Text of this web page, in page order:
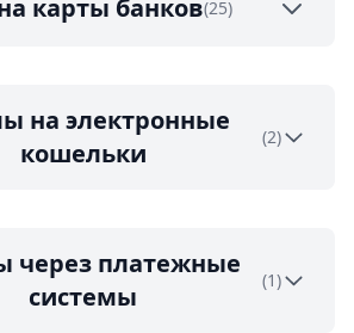
карты банков(25)
на электронные
кошельки
(2)
через платежные
системы
(1)